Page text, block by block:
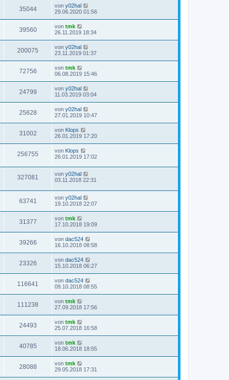
35044 von y02hal
29.06.2020 01:56
39560 von tmk
26.11.2019 18:34
200075 von y02hal
23.11.2019 01:37
72756 von tmk
06.08.2019 15:46
24799 von y02hal
11.03.2019 03:04
25628 von y02hal
27.01.2019 10:47
31002 von Klops
26.01.2019 17:20
256755 von Klops
26.01.2019 17:02
327081 von y02hal
03.11.2018 22:31
63741 von y02hal
19.10.2018 22:07
31377 von tmk
17.10.2018 19:09
39266 von dac524
16.10.2018 08:58
23326 von dac524
15.10.2018 06:27
116641 von dac524
09.10.2018 08:55
111238 von tmk
27.09.2018 17:56
24493 von tmk
25.07.2018 16:58
40785 von tmk
18.06.2018 18:55
28088 von tmk
29.05.2018 17:31